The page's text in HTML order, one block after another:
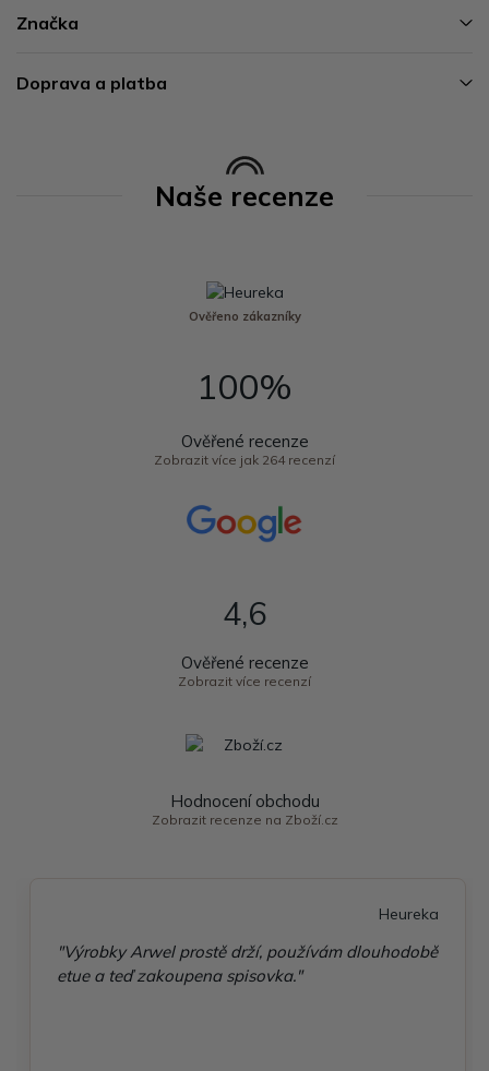
Značka
Doprava a platba
Naše recenze
Ověřeno zákazníky
100%
Ověřené recenze
Zobrazit více jak 264 recenzí
4,6
Ověřené recenze
Zobrazit více recenzí
Hodnocení obchodu
Zobrazit recenze na Zboží.cz
Heureka
"Výrobky Arwel prostě drží, používám dlouhodobě
etue a teď zakoupena spisovka."